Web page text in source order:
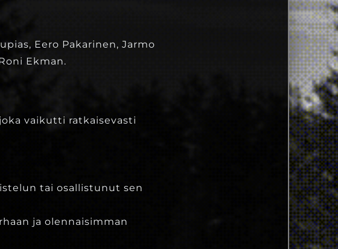
Eero Pakarinen, Jarmo
Ekman.
vaikutti ratkaisevasti
tai osallistunut sen
ja olennaisimman